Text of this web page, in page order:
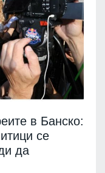
в Банско:
се
да